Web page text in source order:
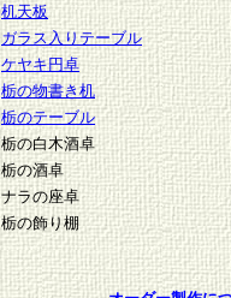
机天板
ガラス入りテーブル
ケヤキ円卓
栃の物書き机
栃のテーブル
栃の白木酒卓
栃の酒卓
ナラの座卓
栃の飾り棚